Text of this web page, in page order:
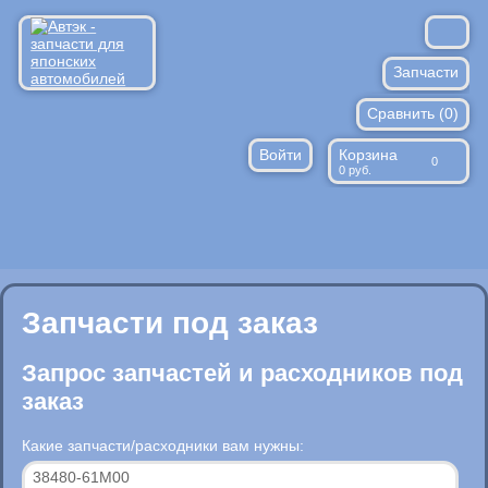
Запчасти
Расходники
Запрос по ВИН
Сравнить (0)
Войти Корзина 0
0 руб.
Запчасти под заказ
Запрос запчастей и расходников под
заказ
Какие запчасти/расходники вам нужны: